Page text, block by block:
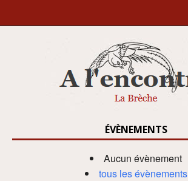
ÉVÈNEMENTS
Aucun évènement
tous les évènements